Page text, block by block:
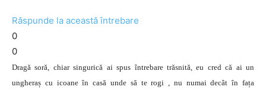
Răspunde la această întrebare
0
0
Dragă soră, chiar singurică ai spus întrebare trăsnită, eu cred că ai un
ungheraș cu icoane în casă unde să te rogi , nu numai decât în fața